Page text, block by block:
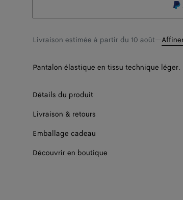
Livraison estimée à partir du 10 août—
Pantalon élastique en tissu technique léger.
Détails du produit
Livraison & retours
Emballage cadeau
Découvrir en boutique